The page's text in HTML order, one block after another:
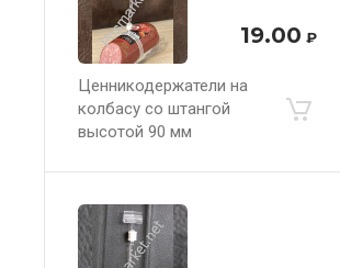
19.00 ₽
Ценникодержатели на
колбасу со штангой
высотой 90 мм